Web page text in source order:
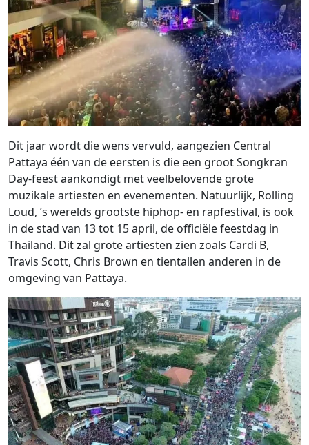
Dit jaar wordt die wens vervuld, aangezien Central
Pattaya één van de eersten is die een groot Songkran
Day-feest aankondigt met veelbelovende grote
muzikale artiesten en evenementen. Natuurlijk, Rolling
Loud, ’s werelds grootste hiphop- en rapfestival, is ook
in de stad van 13 tot 15 april, de officiële feestdag in
Thailand. Dit zal grote artiesten zien zoals Cardi B,
Travis Scott, Chris Brown en tientallen anderen in de
omgeving van Pattaya.